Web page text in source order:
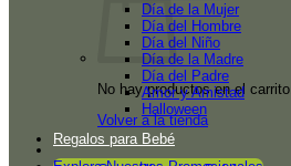
No hay productos en el carrito.
Volver a la tienda
Día de la Mujer
Día del Hombre
Día del Niño
Día de la Madre
Día del Padre
Amor y Amistad
Halloween
Regalos para Bebé